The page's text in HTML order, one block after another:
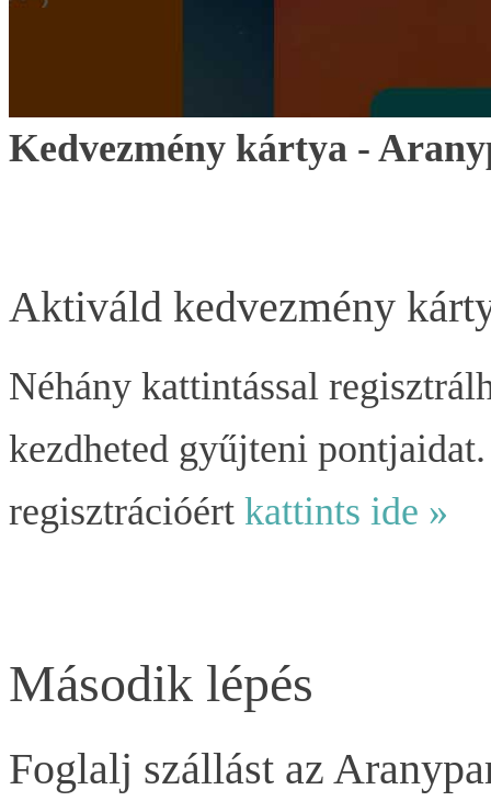
Kedvezmény kártya -
Aktiváld kedvezmény
Néhány kattintással
kezdheted gyűjteni
regisztrációért kattints ide »
Második lépés
Foglalj szállást az